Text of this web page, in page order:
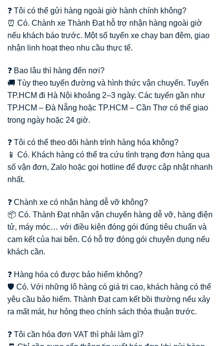
❓ Tôi có thể gửi hàng ngoài giờ hành chính không?
⏰ Có. Chành xe Thành Đạt hỗ trợ nhận hàng ngoài giờ
nếu khách báo trước. Một số tuyến xe chạy ban đêm, giao
nhận linh hoạt theo nhu cầu thực tế.
❓ Bao lâu thì hàng đến nơi?
🚚 Tùy theo tuyến đường và hình thức vận chuyển. Tuyến
TP.HCM đi Hà Nội khoảng 2–3 ngày. Các tuyến gần như
TP.HCM – Đà Nẵng hoặc TP.HCM – Cần Thơ có thể giao
trong ngày hoặc 24 giờ.
❓ Tôi có thể theo dõi hành trình hàng hóa không?
📱 Có. Khách hàng có thể tra cứu tình trạng đơn hàng qua
số vận đơn, Zalo hoặc gọi hotline để được cập nhật nhanh
nhất.
❓ Chành xe có nhận hàng dễ vỡ không?
📦 Có. Thành Đạt nhận vận chuyển hàng dễ vỡ, hàng điện
tử, máy móc… với điều kiện đóng gói đúng tiêu chuẩn và
cam kết của hai bên. Có hỗ trợ đóng gói chuyên dụng nếu
khách cần.
❓ Hàng hóa có được bảo hiểm không?
🛡️ Có. Với những lô hàng có giá trị cao, khách hàng có thể
yêu cầu bảo hiểm. Thành Đạt cam kết bồi thường nếu xảy
ra mất mát, hư hỏng theo chính sách thỏa thuận trước.
❓ Tôi cần hóa đơn VAT thì phải làm gì?